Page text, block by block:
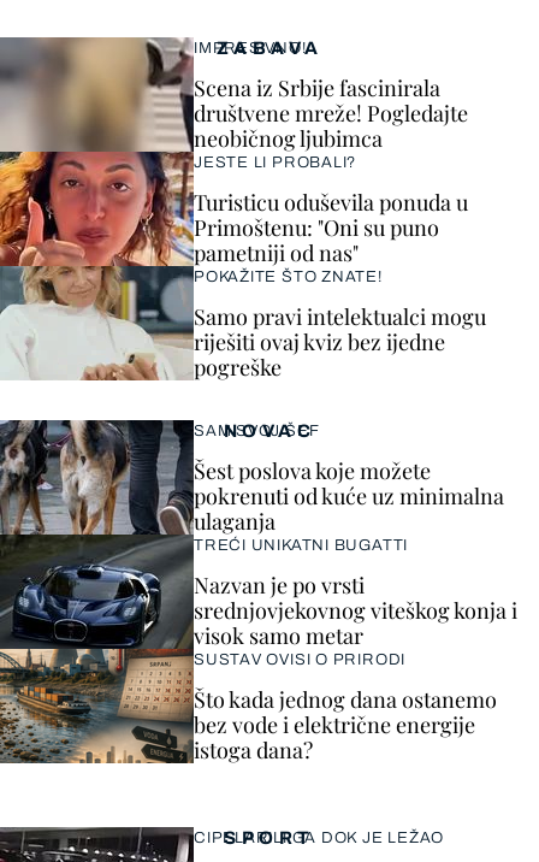
ZABAVA
IMPRESIVNO!
Scena iz Srbije fascinirala
društvene mreže! Pogledajte
neobičnog ljubimca
JESTE LI PROBALI?
Turisticu oduševila ponuda u
Primoštenu: "Oni su puno
pametniji od nas"
POKAŽITE ŠTO ZNATE!
Samo pravi intelektualci mogu
riješiti ovaj kviz bez ijedne
pogreške
SPORT
CIPELARILI GA DOK JE LEŽAO
NOVAC
SAM SVOJ ŠEF
Šest poslova koje možete
pokrenuti od kuće uz minimalna
ulaganja
TREĆI UNIKATNI BUGATTI
Nazvan je po vrsti
srednjovjekovnog viteškog konja i
visok samo metar
SUSTAV OVISI O PRIRODI
Što kada jednog dana ostanemo
bez vode i električne energije
istoga dana?